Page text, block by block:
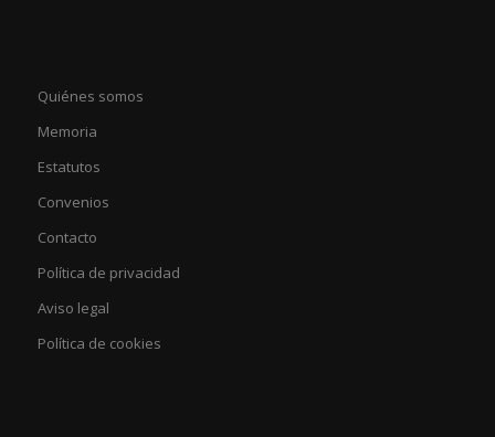
Quiénes somos
Memoria
Estatutos
Convenios
Contacto
Política de privacidad
Aviso legal
Política de cookies